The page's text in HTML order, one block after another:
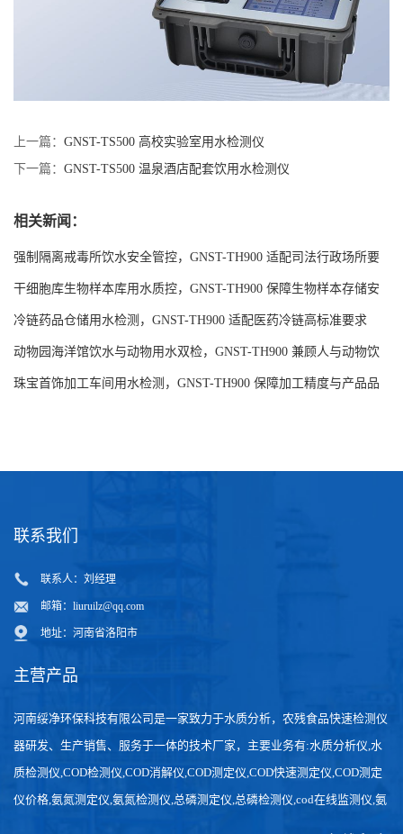
相关新闻：
全
冷链药品仓储用水检测，GNST-TH900 适配医药冷链高标准要求
动物园海洋馆饮水与动物用水双检，GNST-TH900 兼顾人与动物饮
水安全
珠宝首饰加工车间用水检测，GNST-TH900 保障加工精度与产品品
质
联系人：刘经理
地址：河南省洛阳市
主营产品
河南绥净环保科技有限公司是一家致力于水质分析，农残食品快速检测仪
质检测仪,COD检测仪,COD消解仪,COD测定仪,COD快速测定仪,COD测定
仪价格,氨氮测定仪,氨氮检测仪,总磷测定仪,总磷检测仪,cod在线监测仪,氨
氮在线分析仪,农药残留检测仪，食品检测仪，检测快速,数据准确。